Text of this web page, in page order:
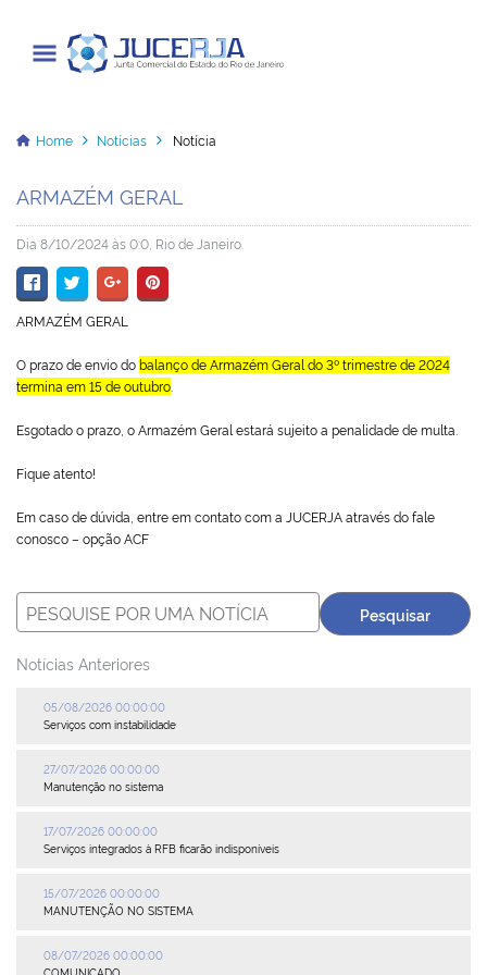
Cadastrar / Acessar
Institucional
Informações
Serviços
Legislação
Plenária
Contato
Home Notícias Notícia
ARMAZÉM GERAL
Dia 8/10/2024 às 0:0, Rio de Janeiro.
ARMAZÉM GERAL
O prazo de envio dobalanço de Armazém Geral do 3º trimestre de 2024
termina em 15 de outubro
Esgotado o prazo, o Armazém Geral estará sujeito a penalidade de multa.
Fique atento!
Em caso de dúvida, entre em contato com a JUCERJA através do fale
conosco – opção ACF
Notícias Anteriores
05/08/2026 00:00:00
Serviços com instabilidade
27/07/2026 00:00:00
Manutenção no sistema
17/07/2026 00:00:00
Serviços integrados à RFB ficarão indisponíveis
15/07/2026 00:00:00
MANUTENÇÃO NO SISTEMA
08/07/2026 00:00:00